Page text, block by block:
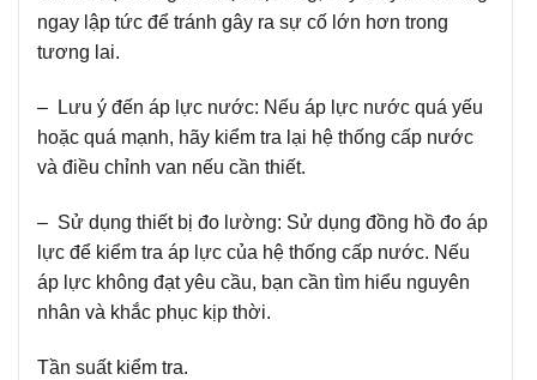
ngay lập tức để tránh gây ra sự cố lớn hơn trong
tương lai.
– Lưu ý đến áp lực nước: Nếu áp lực nước quá yếu
hoặc quá mạnh, hãy kiểm tra lại hệ thống cấp nước
và điều chỉnh van nếu cần thiết.
– Sử dụng thiết bị đo lường: Sử dụng đồng hồ đo áp
lực để kiểm tra áp lực của hệ thống cấp nước. Nếu
áp lực không đạt yêu cầu, bạn cần tìm hiểu nguyên
nhân và khắc phục kịp thời.
Tần suất kiểm tra.